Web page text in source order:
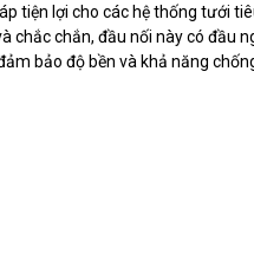
tiện lợi cho các hệ thống tưới
chắc chắn, đầu nối này có đầu
bảo độ bền và khả năng